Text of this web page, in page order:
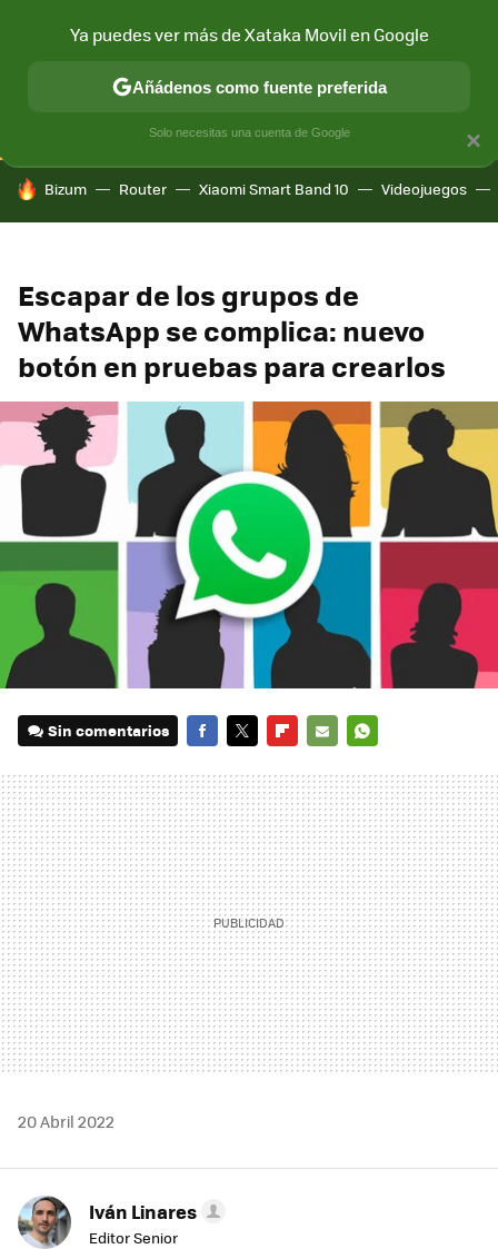
CONECTIVIDAD MÓVIL Y SOCIEDAD APLICACIONES
HOY SE HABLA DE
Bizum Router Xiaomi Smart Band 10 Videojuegos
Escapar de los grupos de
WhatsApp se complica: nuevo
botón en pruebas para crearlos
Sin comentarios
MAIL
20 Abril 2022
Iván Linares
Editor Senior
×
Ya puedes ver más de Xataka Movil en Google
Añádenos como fuente preferida
Solo necesitas una cuenta de Google